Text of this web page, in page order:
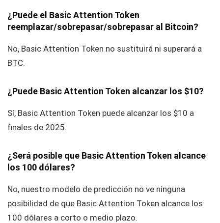
¿Puede el Basic Attention Token
reemplazar/sobrepasar/sobrepasar al Bitcoin?
No, Basic Attention Token no sustituirá ni superará a
BTC.
¿Puede Basic Attention Token alcanzar los $10?
Sí, Basic Attention Token puede alcanzar los $10 a
finales de 2025.
¿Será posible que Basic Attention Token alcance
los 100 dólares?
No, nuestro modelo de predicción no ve ninguna
posibilidad de que Basic Attention Token alcance los
100 dólares a corto o medio plazo.